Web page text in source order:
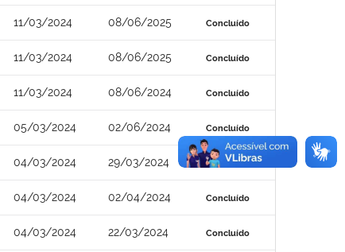
11/03/2024 08/06/2025 Concluído
11/03/2024 08/06/2025 Concluído
11/03/2024 08/06/2024 Concluído
05/03/2024 02/06/2024 Concluído
04/03/2024 29/03/2024 Concluído
04/03/2024 02/04/2024 Concluído
04/03/2024 22/03/2024 Concluído